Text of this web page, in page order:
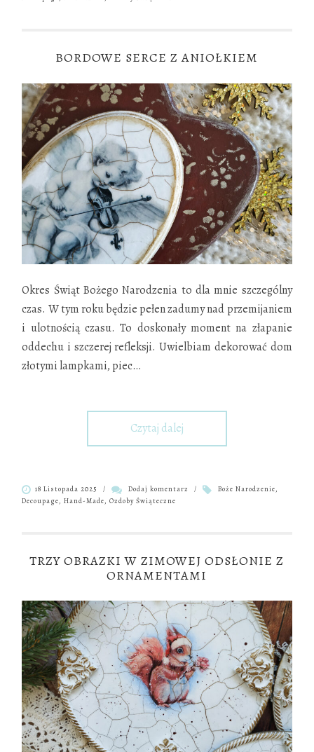
BORDOWE SERCE Z ANIOŁKIEM
Okres Świąt Bożego Narodzenia to dla mnie szczególny
czas. W tym roku będzie pełen zadumy nad przemijaniem
i ulotnością czasu. To doskonały moment na złapanie
oddechu i szczerej refleksji. Uwielbiam dekorować dom
złotymi lampkami, piec…
Czytaj dalej
18 Listopada 2025 / Dodaj komentarz / Boże Narodzenie,
Decoupage,Hand-Made,Ozdoby Świąteczne
TRZY OBRAZKI W ZIMOWEJ ODSŁONIE Z
ORNAMENTAMI